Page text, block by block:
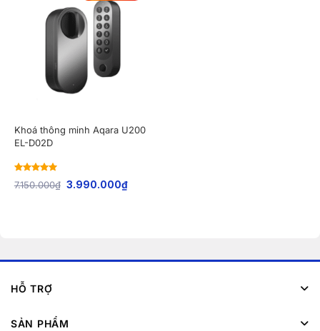
Khoá thông minh Aqara U200
EL-D02D
Rated 5out
of 5
7.150.000₫ 3.990.000₫
HỖ TRỢ
SẢN PHẨM